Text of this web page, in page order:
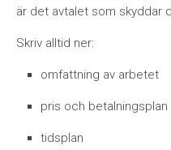
är det avtalet som skyddar
Skriv alltid ner:
omfattning av arbetet
pris och betalningsplan
tidsplan